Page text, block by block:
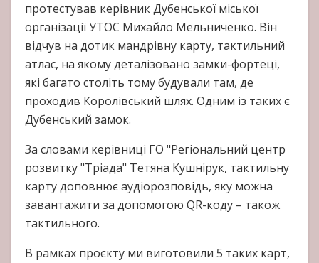
протестував керівник Дубенської міської
організації УТОС Михайло Мельниченко. Він
відчув на дотик мандрівну карту, тактильний
атлас, на якому деталізовано замки-фортеці,
які багато століть тому будували там, де
проходив Королівський шлях. Одним із таких є
Дубенський замок.
За словами керівниці ГО "Регіональний центр
розвитку "Тріада" Тетяна Кушнірук, тактильну
карту доповнює аудіорозповідь, яку можна
завантажити за допомогою QR-коду – також
тактильного.
В рамках проєкту ми виготовили 5 таких карт,